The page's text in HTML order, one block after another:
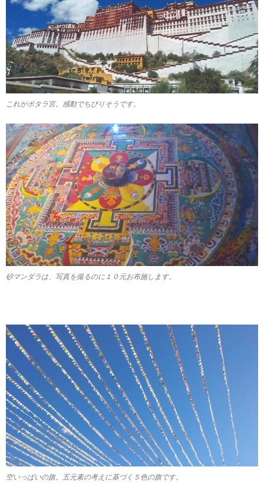
これがポタラ宮。感動でちびりそうです。
砂マンダラは、写真を撮るのに１０元お布施します。
空いっぱいの旗。五元素の考えに基づく５色の旗です。